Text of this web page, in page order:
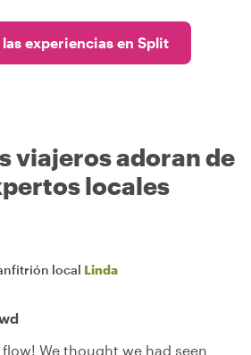
experiencias en Split
viajeros adoran de
locales
local Linda
We thought we had seen